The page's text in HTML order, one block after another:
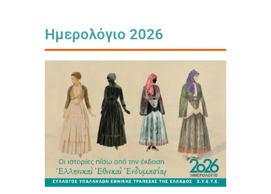
Ημερολόγιο 2026